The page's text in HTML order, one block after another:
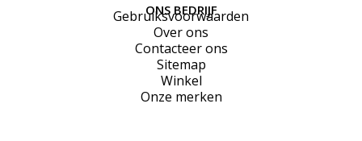
ONS BEDRIJF
Gebruiksvoorwaarden
Over ons
Contacteer ons
Sitemap
Winkel
Onze merken